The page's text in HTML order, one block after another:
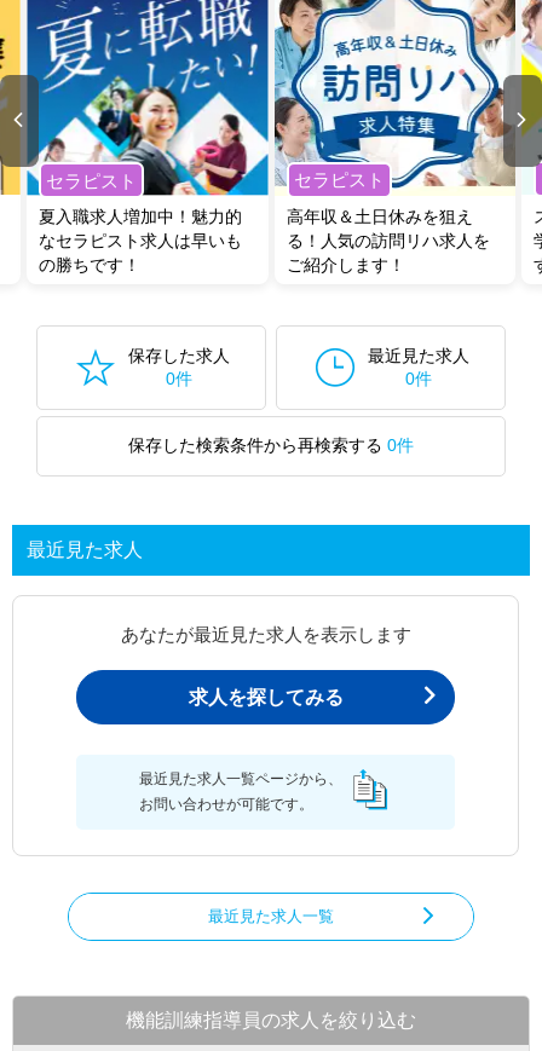
セラピスト
夏入職求人増加中！魅力的
なセラピスト求人は早いも
の勝ちです！
セラピスト
高年収＆土日休みを狙え
る！人気の訪問リハ求人を
ご紹介します！
保存した求人
0件
最近見た求人
0件
保存した検索条件から再検索する 0件
最近見た求人
あなたが最近見た求人を表示します
求人を探してみる
最近見た求人一覧ページから、
お問い合わせが可能です。
最近見た求人一覧
機能訓練指導員の求人を絞り込む